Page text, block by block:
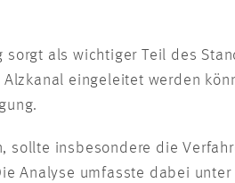
sorgt als wichtiger Teil des
eingeleitet werden
sollte insbesondere die
Analyse umfasste dabei